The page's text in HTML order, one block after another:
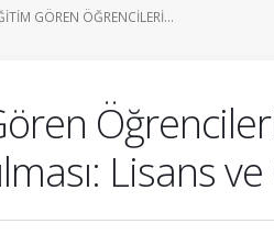
GÖREN ÖĞRENCILERI...
Lisans